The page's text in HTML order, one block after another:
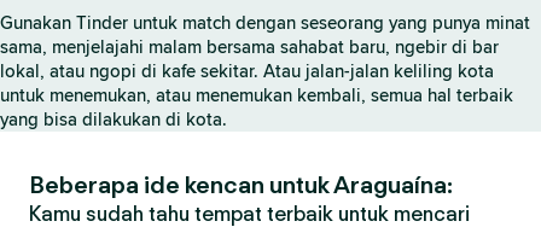
Gunakan Tinder untuk match dengan seseorang yang punya minat
sama, menjelajahi malam bersama sahabat baru, ngebir di bar
lokal, atau ngopi di kafe sekitar. Atau jalan-jalan keliling kota
untuk menemukan, atau menemukan kembali, semua hal terbaik
yang bisa dilakukan di kota.
Beberapa ide kencan untuk Araguaína:
Kamu sudah tahu tempat terbaik untuk mencari